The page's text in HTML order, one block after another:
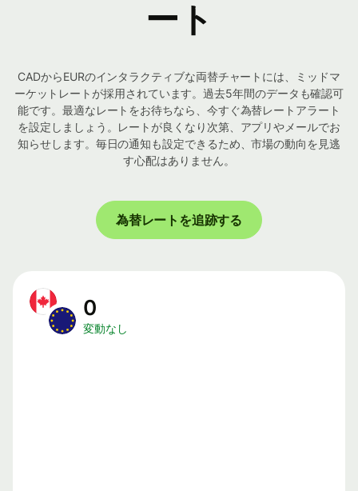
ート
CADからEURのインタラクティブな両替チャートには、ミッドマ
ーケットレートが採用されています。過去5年間のデータも確認可
能です。最適なレートをお待ちなら、今すぐ為替レートアラート
を設定しましょう。レートが良くなり次第、アプリやメールでお
知らせします。毎日の通知も設定できるため、市場の動向を見逃
す心配はありません。
為替レートを追跡する
0
変動なし